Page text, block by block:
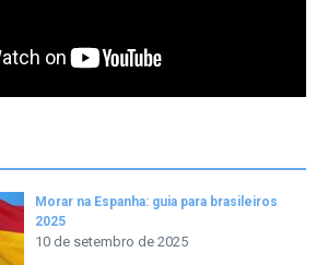
Morar na Espanha: guia para brasileiros
2025
10 de setembro de 2025